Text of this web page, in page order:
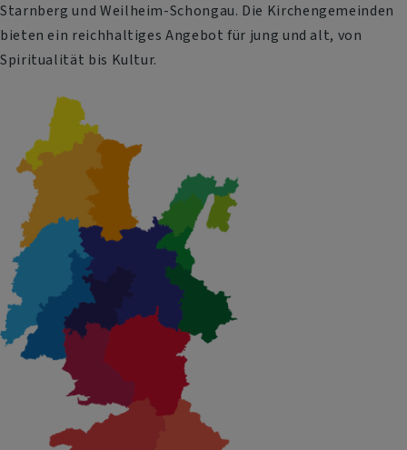
Starnberg und Weilheim-Schongau. Die Kirchengemeinden
bieten ein reichhaltiges Angebot für jung und alt, von
Spiritualität bis Kultur.